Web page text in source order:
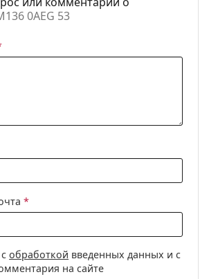
0AEG 53
*
собработкой введенных данных и с
на сайте